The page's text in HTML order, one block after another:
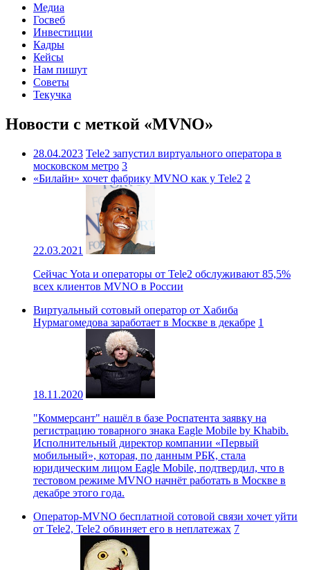
Медиа
Госвеб
Инвестиции
Кадры
Кейсы
Нам пишут
Советы
Текучка
Новости с меткой «MVNO»
28.04.2023 Tele2 запустил виртуального оператора в
московском метро 3
«Билайн» хочет фабрику MVNO как у Tele2 2
22.03.2021
Сейчас Yota и операторы от Tele2 обслуживают 85,5%
всех клиентов MVNO в России
Виртуальный сотовый оператор от Хабиба
Нурмагомедова заработает в Москве в декабре 1
18.11.2020
"Коммерсант" нашёл в базе Роспатента заявку на
регистрацию товарного знака Eagle Mobile by Khabib.
Исполнительный директор компании «Первый
мобильный», которая, по данным РБК, стала
юридическим лицом Eagle Mobile, подтвердил, что в
тестовом режиме MVNO начнёт работать в Москве в
декабре этого года.
Оператор-МVNO бесплатной сотовой связи хочет уйти
от Tele2, Tele2 обвиняет его в неплатежах 7